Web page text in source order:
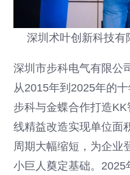
深圳术叶创新科技
深圳市步科电气有限公
从2015年到2025年的
步科与金蝶合作打造
线精益改造实现单位面
周期大幅缩短，为企业
小巨人奠定基础。